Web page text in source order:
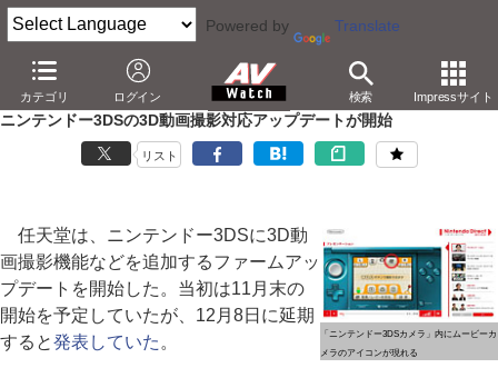
Powered by Translate
カテゴリ ログイン 検索 Impressサイト
AV Watch 製品 ゲーム機
3DS
ニンテンドー3DSの3D動画撮影対応アップデートが開始
リスト
「ニンテンドー3DSカメラ」内にムービーカ
メラのアイコンが現れる
任天堂は、ニンテンドー3DSに3D動
画撮影機能などを追加するファームアッ
プデートを開始した。当初は11月末の
開始を予定していたが、12月8日に延期
すると発表していた 。